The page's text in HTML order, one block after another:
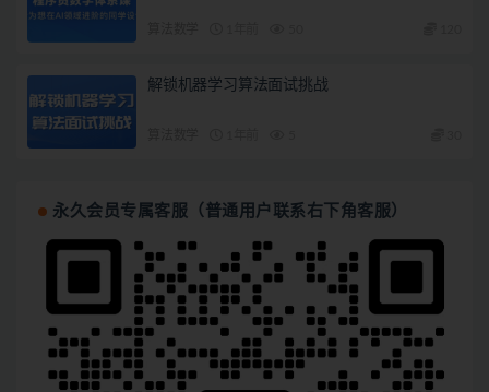
解锁机器学习算法面试挑战
永久会员专属客服（普通用户联系右下角客服）